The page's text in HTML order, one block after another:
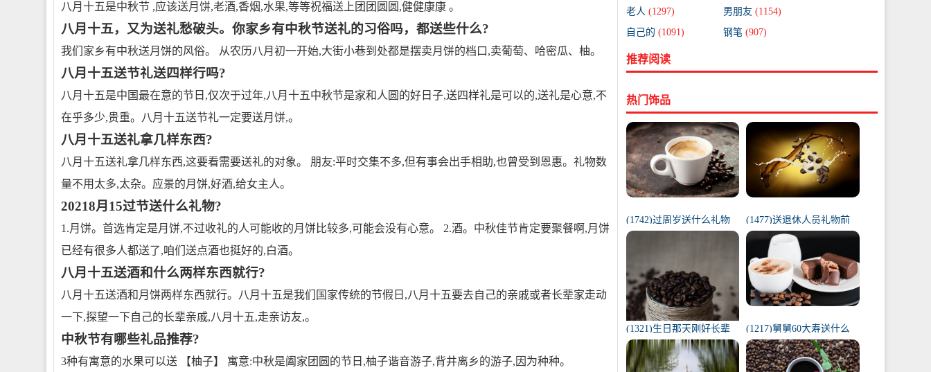
八月十五是中秋节 ,应该送月饼,老酒,香烟,水果,等等祝福送上团团圆圆,健健康康 。
八月十五，又为送礼愁破头。你家乡有中秋节送礼的习俗吗，都送些什么?
我们家乡有中秋送月饼的风俗。 从农历八月初一开始,大街小巷到处都是摆卖月饼的档口,卖葡萄、哈密瓜、柚。
八月十五送节礼送四样行吗?
八月十五是中国最在意的节日,仅次于过年,八月十五中秋节是家和人圆的好日子,送四样礼是可以的,送礼是心意,不
在乎多少,贵重。八月十五送节礼一定要送月饼,。
八月十五送礼拿几样东西?
八月十五送礼拿几样东西,这要看需要送礼的对象。 朋友:平时交集不多,但有事会出手相助,也曾受到恩惠。礼物数
量不用太多,太杂。应景的月饼,好酒,给女主人。
20218月15过节送什么礼物?
1.月饼。首选肯定是月饼,不过收礼的人可能收的月饼比较多,可能会没有心意。 2.酒。中秋佳节肯定要聚餐啊,月饼
已经有很多人都送了,咱们送点酒也挺好的,白酒。
八月十五送酒和什么两样东西就行?
八月十五送酒和月饼两样东西就行。八月十五是我们国家传统的节假日,八月十五要去自己的亲戚或者长辈家走动
一下,探望一下自己的长辈亲戚,八月十五,走亲访友,。
中秋节有哪些礼品推荐?
3种有寓意的水果可以送 【柚子】 寓意:中秋是阖家团圆的节日,柚子谐音游子,背井离乡的游子,因为种种。
老人 (1297) 男朋友 (1154)
自己的 (1091) 钢笔 (907)
推荐阅读
热门饰品
(1742)过周岁送什么礼物
好（1岁宝宝礼物排行榜）
(1477)送退休人员礼物前
十件排名（工会退休纪念
品范围）
(1321)生日那天刚好长辈
去世（父亲在我生日去世
意味着）
(1217)舅舅60大寿送什么
礼物（舅舅60岁十大最佳
礼物排行榜）